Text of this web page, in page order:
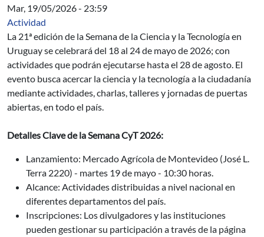
Mar, 19/05/2026 - 23:59
Actividad
La 21ª edición de la Semana de la Ciencia y la Tecnología en
Uruguay se celebrará del 18 al 24 de mayo de 2026; con
actividades que podrán ejecutarse hasta el 28 de agosto. El
evento busca acercar la ciencia y la tecnología a la ciudadanía
mediante actividades, charlas, talleres y jornadas de puertas
abiertas, en todo el país.
Detalles Clave de la Semana CyT 2026:
Lanzamiento: Mercado Agrícola de Montevideo (José L.
Terra 2220) - martes 19 de mayo - 10:30 horas.
Alcance: Actividades distribuidas a nivel nacional en
diferentes departamentos del país.
Inscripciones: Los divulgadores y las instituciones
pueden gestionar su participación a través de la página